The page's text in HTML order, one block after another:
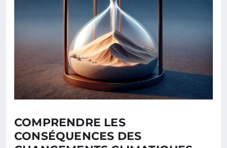
COMPRENDRE LES
CONSÉQUENCES DES